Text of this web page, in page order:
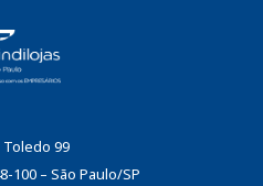
Toledo 99
100 – São Paulo/SP